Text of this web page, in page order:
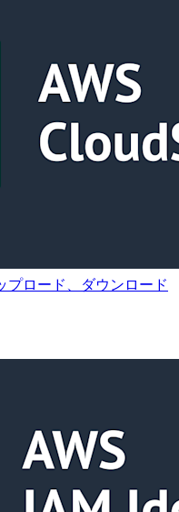
ロード、ダウンロード